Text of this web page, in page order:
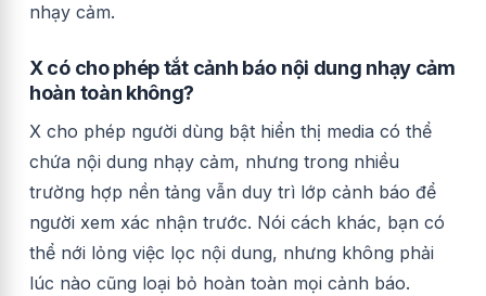
nhạy cảm.
X có cho phép tắt cảnh báo nội dung nhạy cảm
hoàn toàn không?
X cho phép người dùng bật hiển thị media có thể
chứa nội dung nhạy cảm, nhưng trong nhiều
trường hợp nền tảng vẫn duy trì lớp cảnh báo để
người xem xác nhận trước. Nói cách khác, bạn có
thể nới lỏng việc lọc nội dung, nhưng không phải
lúc nào cũng loại bỏ hoàn toàn mọi cảnh báo.